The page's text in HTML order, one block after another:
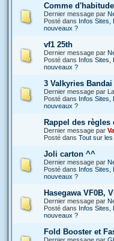
Comme d'habitude
Dernier message par
Posté dans Infos Sites,
nouveaux ?
vf1 25th
Dernier message par
Posté dans Infos Sites,
nouveaux ?
3 Valkyries Bandai
Dernier message par
Posté dans Infos Sites,
nouveaux ?
Rappel des règles
Dernier message par
Posté dans Tout sur
Joli carton ^^
Dernier message par
Posté dans Infos Sites,
nouveaux ?
Hasegawa VF0B,
Dernier message par
Posté dans Infos Sites,
nouveaux ?
Fold Booster et
Dernier message par